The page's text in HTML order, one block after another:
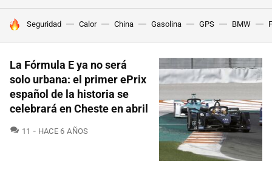
HOY SE HABLA DE
Seguridad Calor China Gasolina GPS BMW
La Fórmula E ya no será
solo urbana: el primer ePrix
español de la historia se
celebrará en Cheste en abril
11 COMENTARIOS
HACE 6 AÑOS